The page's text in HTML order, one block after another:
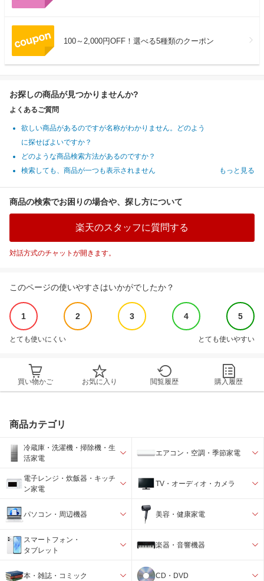
100～2,000円OFF！選べる5種類のクーポン
お探しの商品が見つかりませんか?
よくあるご質問
欲しい商品があるのですが名称がわかりません。どのよう
に探せばよいですか？
どのような商品検索方法があるのですか？
検索しても、商品が一つも表示されません
もっと見る
商品の検索でお困りの場合や、探し方について
楽天のスタッフに質問する
対話方式のチャットが開きます。
このページの使いやすさはいかがでしたか？
1 2 3 4 5
とても使いにくい とても使いやすい
買い物かご お気に入り 閲覧履歴 購入履歴
商品カテゴリ
冷蔵庫・洗濯機・掃除機・生
活家電
エアコン・空調・季節家電
電子レンジ・炊飯器・キッチ
ン家電
TV・オーディオ・カメラ
パソコン・周辺機器 美容・健康家電
スマートフォン・
タブレット
楽器・音響機器
本・雑誌・コミック CD・DVD